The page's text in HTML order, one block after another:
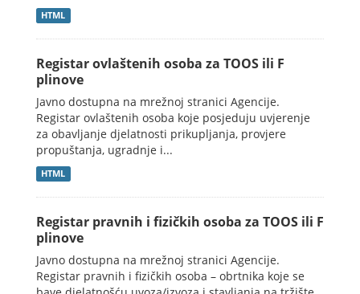
HTML
Registar ovlaštenih osoba za TOOS ili F
plinove
Javno dostupna na mrežnoj stranici Agencije.
Registar ovlaštenih osoba koje posjeduju uvjerenje
za obavljanje djelatnosti prikupljanja, provjere
propuštanja, ugradnje i...
HTML
Registar pravnih i fizičkih osoba za TOOS ili F
plinove
Javno dostupna na mrežnoj stranici Agencije.
Registar pravnih i fizičkih osoba – obrtnika koje se